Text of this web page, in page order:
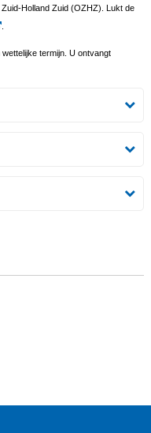
Holland Zuid (OZHZ). Lukt de
.
termijn. U ontvangt